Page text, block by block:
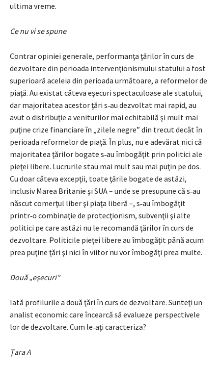
ultima vreme.
Ce nu vi se spune
Contrar opiniei generale, performanţa ţărilor în curs de
dezvoltare din perioada intervenţionismului statului a fost
superioară aceleia din perioada următoare, a reformelor de
piaţă. Au existat câteva eşecuri spectaculoase ale statului,
dar majoritatea acestor ţări s‑au dezvoltat mai rapid, au
avut o dis­tribuţie a veniturilor mai echitabilă şi mult mai
puţine crize financiare în „zilele negre” din trecut decât în
perioada reformelor de piaţă. În plus, nu e adevărat nici că
majoritatea ţărilor bogate s‑au îmbogăţit prin politici ale
pieţei libere. Lucrurile stau mai mult sau mai puţin pe dos.
Cu doar câteva excepţii, toate ţările bogate de astăzi,
inclusiv Marea Britanie şi SUA – unde se presupune că s‑au
născut comerţul liber şi piaţa liberă –, s‑au îmbogăţit
printr‑o combinaţie de protecţionism, subvenţii şi alte
politici pe care astăzi nu le recomandă ţărilor în curs de
dezvoltare. Politicile pieţei libere au îmbo­găţit până acum
prea puţine ţări şi nici în viitor nu vor îmbogăţi prea multe.
Două „eşecuri”
Iată profilurile a două ţări în curs de dezvoltare. Sunteţi un
analist econo­mic care încearcă să evalueze perspectivele
lor de dezvoltare. Cum le‑aţi carac­teriza?
Ţara A